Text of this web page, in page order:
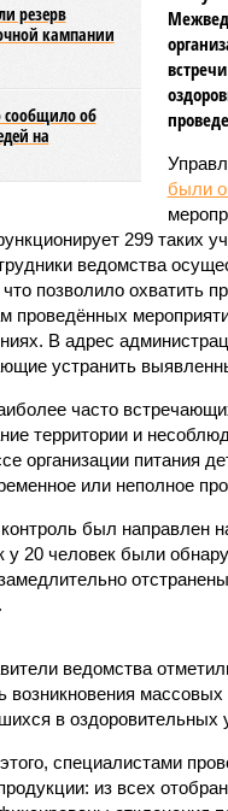
резерв
кампании
об
на
были
299 таких
ведомства
что позволило охватить
проведённых
В адрес
устранить
часто
территории и
организации питания
или неполное
был направлен
у 20 человек были
ведомства
возникновения
в оздоровительных
специалистами
из всех